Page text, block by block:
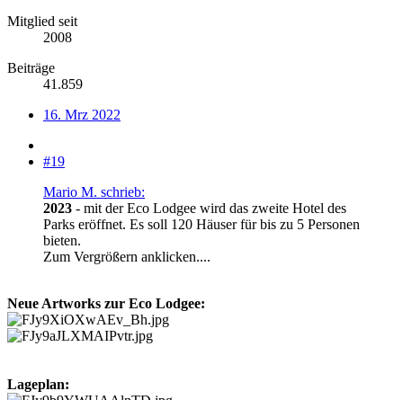
Mitglied seit
2008
Beiträge
41.859
16. Mrz 2022
#19
Mario M. schrieb:
2023 - mit der Eco Lodgee wird das zweite Hotel des
Parks eröffnet. Es soll 120 Häuser für bis zu 5 Personen
bieten.
Zum Vergrößern anklicken....
Neue Artworks zur Eco Lodgee:
Lageplan: